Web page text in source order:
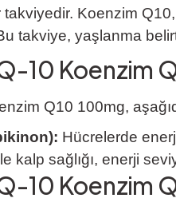
Koenzim
takviye, yaşlanma
10 Koenzim
Q10 100mg,
Hücrelerde
kalp sağlığı, enerji
10 Koenzim